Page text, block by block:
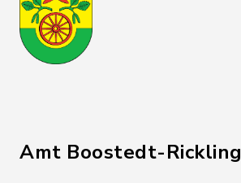
Amt Boostedt-Rickling